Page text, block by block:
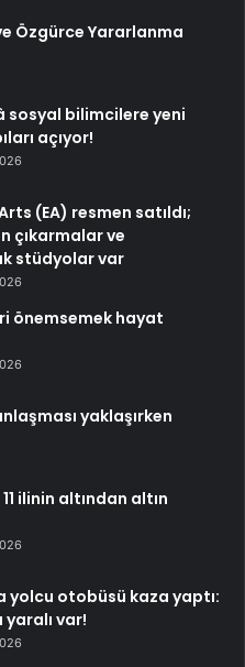
Özgürce Yararlanma
sosyal bilimcilere yeni
açıyor!
(EA) resmen satıldı;
çıkarmalar ve
stüdyolar var
önemsemek hayat
yaklaşırken
ilinin altından altın
yolcu otobüsü kaza yaptı:
yaralı var!